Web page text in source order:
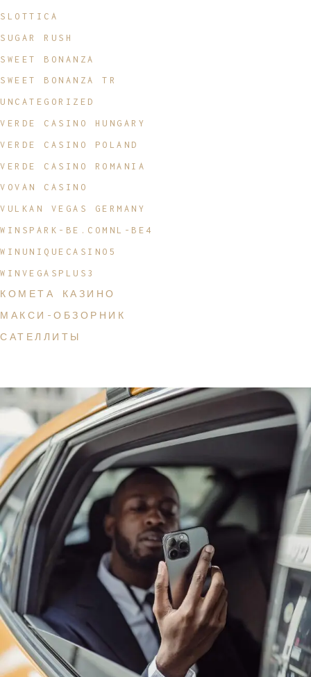
SLOTTICA
SUGAR RUSH
SWEET BONANZA
SWEET BONANZA TR
UNCATEGORIZED
VERDE CASINO HUNGARY
VERDE CASINO POLAND
VERDE CASINO ROMANIA
VOVAN CASINO
VULKAN VEGAS GERMANY
WINSPARK-BE.COMNL-BE4
WINUNIQUECASINO5
WINVEGASPLUS3
КОМЕТА КАЗИНО
МАКСИ-ОБЗОРНИК
САТЕЛЛИТЫ